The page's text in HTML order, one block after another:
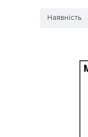
Наявність